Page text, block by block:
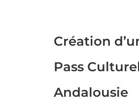
Création
Pass
Andalousie